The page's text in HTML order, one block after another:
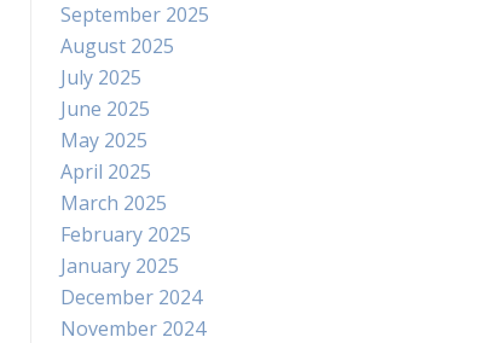
September 2025
August 2025
July 2025
June 2025
May 2025
April 2025
March 2025
February 2025
January 2025
December 2024
November 2024